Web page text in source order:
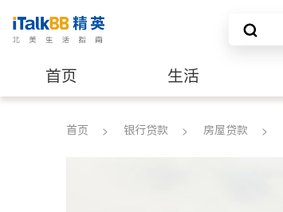
首页 生活
建筑装修
首页 银行贷款 房屋贷款